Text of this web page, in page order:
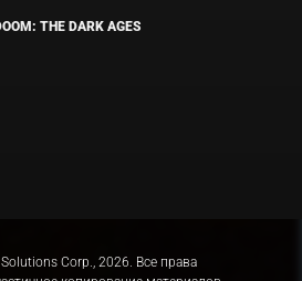
THE DARK AGES
Corp., 2026. Все права